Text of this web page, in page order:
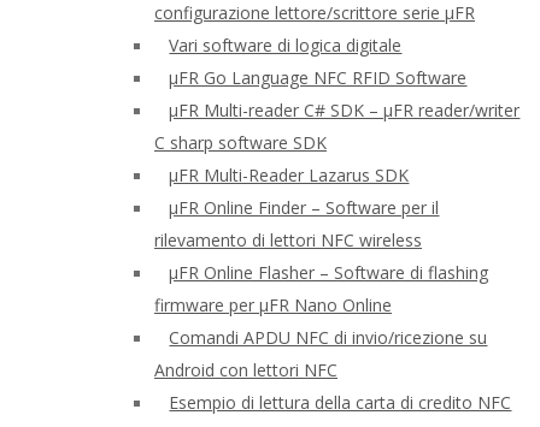
configurazione lettore/scrittore serie μFR
Vari software di logica digitale
μFR Go Language NFC RFID Software
μFR Multi-reader C# SDK – μFR reader/writer
C sharp software SDK
μFR Multi-Reader Lazarus SDK
μFR Online Finder – Software per il
rilevamento di lettori NFC wireless
μFR Online Flasher – Software di flashing
firmware per μFR Nano Online
Comandi APDU NFC di invio/ricezione su
Android con lettori NFC
Esempio di lettura della carta di credito NFC